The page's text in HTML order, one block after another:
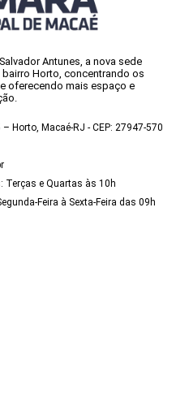
Antunes, a nova sede
Horto, concentrando os
oferecendo mais espaço e
Horto, Macaé-RJ - CEP: 27947-570
Terças e Quartas às 10h
Feira à Sexta-Feira das 09h